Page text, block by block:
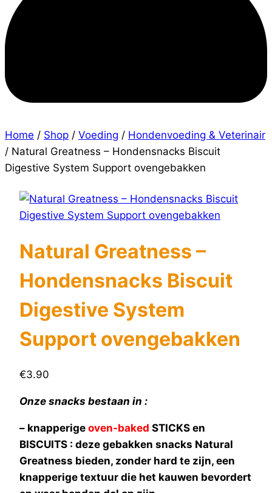
Home / Shop / Voeding / Hondenvoeding & Veterinair
/ Natural Greatness – Hondensnacks Biscuit
Digestive System Support ovengebakken
Natural Greatness –
Hondensnacks Biscuit
Digestive System
Support ovengebakken
€3.90
Onze snacks bestaan in :
– knapperige oven-baked STICKS en
BISCUITS : deze gebakken snacks Natural
Greatness bieden, zonder hard te zijn, een
knapperige textuur die het kauwen bevordert